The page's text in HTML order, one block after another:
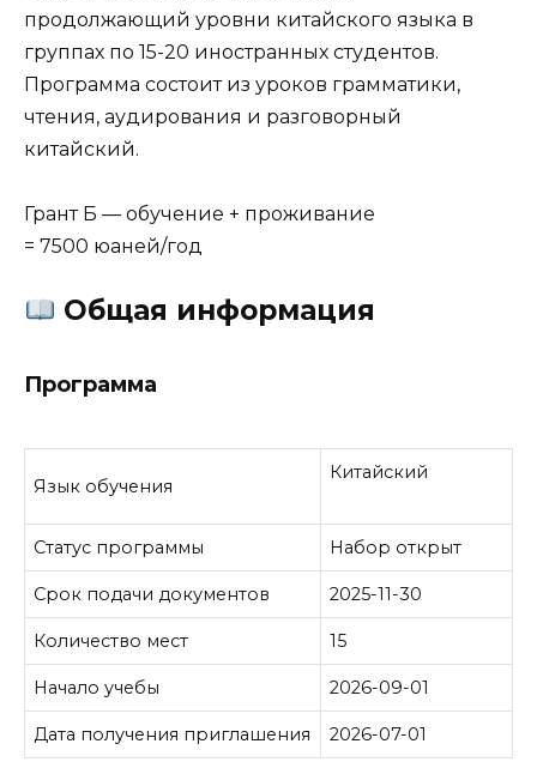
продолжающий уровни китайского языка в
группах по 15-20 иностранных студентов.
Программа состоит из уроков грамматики,
чтения, аудирования и разговорный
китайский.
Грант Б — обучение + проживание
= 7500 юаней/год
Общая информация
Программа
Язык обучения
Китайский
Статус программы Набор открыт
Срок подачи документов 2025-11-30
Количество мест 15
Начало учебы 2026-09-01
Дата получения приглашения 2026-07-01